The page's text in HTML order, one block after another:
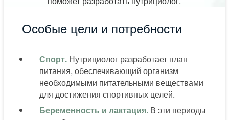
Особые цели и потребности
Спорт. Нутрициолог разработает план
питания, обеспечивающий организм
необходимыми питательными веществами
для достижения спортивных целей.
Беременность и лактация. В эти периоды